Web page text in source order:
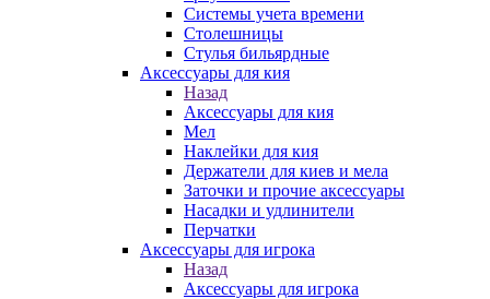
Системы учета времени
Столешницы
Стулья бильярдные
Аксессуары для кия
Назад
Аксессуары для кия
Мел
Наклейки для кия
Держатели для киев и мела
Заточки и прочие аксессуары
Насадки и удлинители
Перчатки
Аксессуары для игрока
Назад
Аксессуары для игрока